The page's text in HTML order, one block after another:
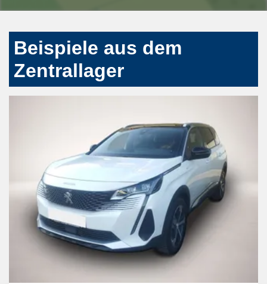
Beispiele aus dem
Zentrallager